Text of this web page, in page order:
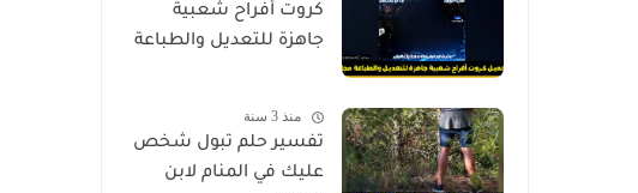
كروت أفراح شعبية
جاهزة للتعديل والطباعة
منذ 3 سنة
تفسير حلم تبول شخص
عليك في المنام لابن